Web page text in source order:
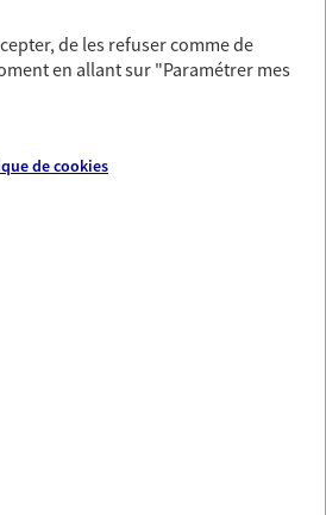
de les refuser comme de
en allant sur "Paramétrer mes
decookies